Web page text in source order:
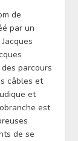
de
par un
parcours
câbles et
et
est
de se